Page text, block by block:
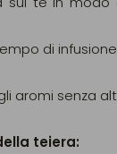
di
aromi senza
teiera: